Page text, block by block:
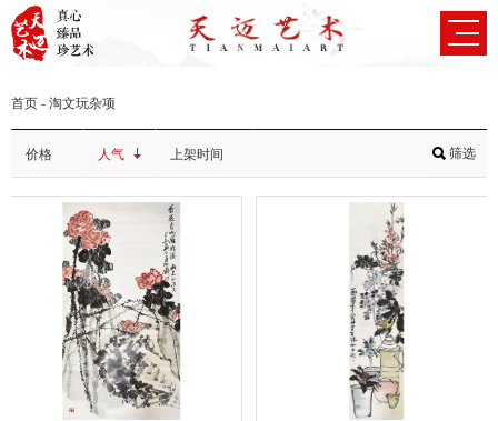
首页 - 淘文玩杂项
价格 人气 上架时间 筛选